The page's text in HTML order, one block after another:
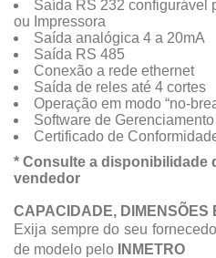
Saída RS 232 configurável
ou Impressora
Saída analógica 4 a 20mA
Saída RS 485
Conexão a rede ethernet
Saída de reles até 4 cortes
Operação em modo “no-
Software de
Certificado de
* Consulte a disponibilidade
vendedor
CAPACIDADE, DIMENSÕES
Exija sempre do seu
de modelo pelo
INMETRO